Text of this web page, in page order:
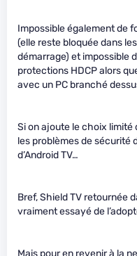
Impossible également de
(elle reste bloquée dans
démarrage) et impossible
protections HDCP alors
avec un PC branché
Si on ajoute le choix limité
les problèmes de sécurité
d’Android TV…
Bref, Shield TV retournée
vraiment essayé de